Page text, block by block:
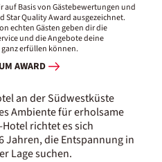
auf Basis von Gästebewertungen und
Star Quality Award ausgezeichnet.
echten Gästen geben dir die
und die Angebote deine
erfüllen können.
AWARD
an der Südwestküste
Ambiente für erholsame
richtet es sich
Jahren, die Entspannung in
Lage suchen.